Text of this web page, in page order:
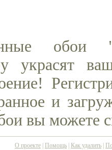
украсят
и
вы можете
О проекте Помощь Как удалить